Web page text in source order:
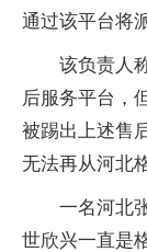
通过该平台将
该负责人
后服务平台，
被踢出上述售
无法再从河北
一名河北
世欣兴一直是